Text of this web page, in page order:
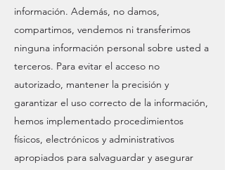
información. Además, no damos,
compartimos, vendemos ni transferimos
ninguna información personal sobre usted a
terceros. Para evitar el acceso no
autorizado, mantener la precisión y
garantizar el uso correcto de la información,
hemos implementado procedimientos
físicos, electrónicos y administrativos
apropiados para salvaguardar y asegurar